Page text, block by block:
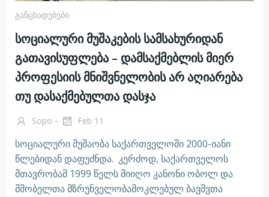
Განცხადებები
სოციალური მუშაკების სამსახურიდან
გათავისუფლება – დამსაქმებლის მიერ
პროფესიის მნიშვნელობის არ აღიარება
თუ დასაქმებულთა დასჯა
Sopo - Feb 11
სოციალური მუშაობა საქართველოში 2000-იანი
წლებიდან დაფუძნდა. კერძოდ, საქართველოს
მთავრობამ 1999 წელს მიიღო კანონი ობოლ და
მშობელთა მზრუნველობამოკლებულ ბავშვთა